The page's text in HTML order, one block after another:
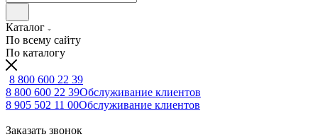
Каталог
По всему сайту
По каталогу
8 800 600 22 39
8 800 600 22 39Обслуживание клиентов
8 905 502 11 00Обслуживание клиентов
Заказать звонок